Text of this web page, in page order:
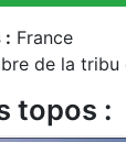
: France
de la
topos :